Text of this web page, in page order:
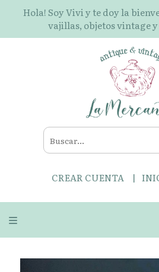
Hola! Soy Vivi y te doy la
vajillas, objetos vintage
CREAR CUENTA